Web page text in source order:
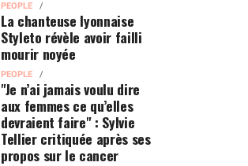
PEOPLE
La chanteuse lyonnaise
Styleto révèle avoir failli
mourir noyée
PEOPLE
"Je n’ai jamais voulu dire
aux femmes ce qu’elles
devraient faire" : Sylvie
Tellier critiquée après ses
propos sur le cancer